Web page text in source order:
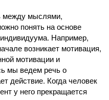
между мыслями,
понять на основе
Например,
возникает мотивация,
мотивации и
мы ведем речь о
действие. Когда человек
у него прекращается